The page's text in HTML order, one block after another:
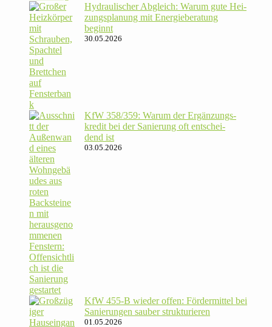
Hydrau­li­scher Abgleich: Warum gute Hei­
zungs­pla­nung mit Energie­beratung
beginnt
30.05.2026
KfW 358/​359: Warum der Ergän­zungs­
kredit bei der Sanie­rung oft ent­schei­
dend ist
03.05.2026
KfW 455‑B wieder offen: För­der­mittel bei
Sanie­rungen sauber strukturieren
01.05.2026